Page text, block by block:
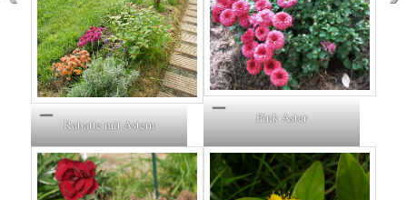
Rabatte mit Astern Pink Aster